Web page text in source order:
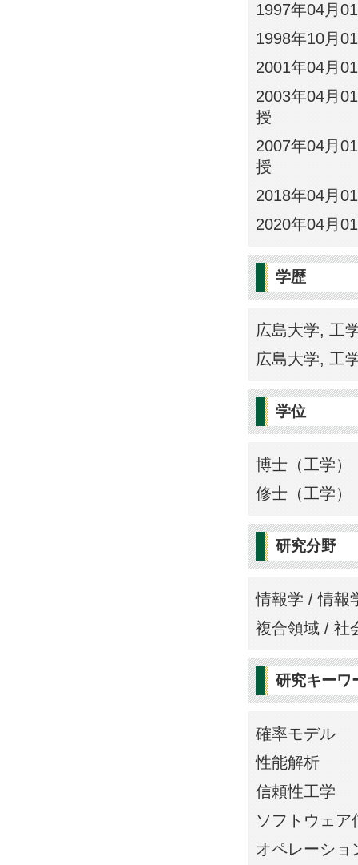
1997年04月
1998年10月
2001年04月
2003年04月
授
2007年04月
授
2018年04月
2020年04月
学歴
広島大学, 工
広島大学, 工
学位
博士（工学
修士（工学
研究分野
情報学 / 情報
複合領域 / 社
研究キーワ
確率モデル
性能解析
信頼性工学
ソフトウェア
オペレーショ